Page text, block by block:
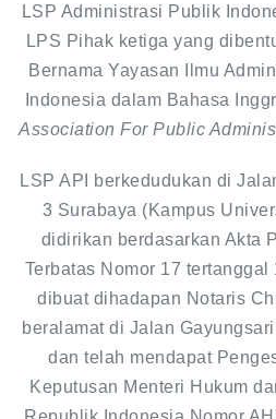
LSP Administrasi Publik
LPS Pihak ketiga yang
Bernama Yayasan Ilmu
Indonesia dalam Bahasa
Association For Public
LSP API berkedudukan di
3 Surabaya (Kampus
didirikan berdasarkan Akta
Terbatas Nomor 17
dibuat dihadapan Notaris
beralamat di Jalan
dan telah mendapat
Keputusan Menteri Hukum